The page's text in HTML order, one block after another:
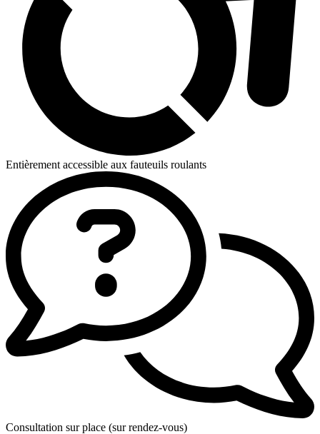
Entièrement accessible aux fauteuils roulants
Consultation sur place (sur rendez-vous)